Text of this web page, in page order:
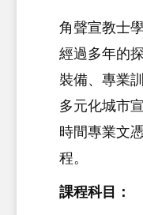
角聲宣教士
經過多年的
裝備、專業
多元化城市
時間專業文
程。
課程科目：